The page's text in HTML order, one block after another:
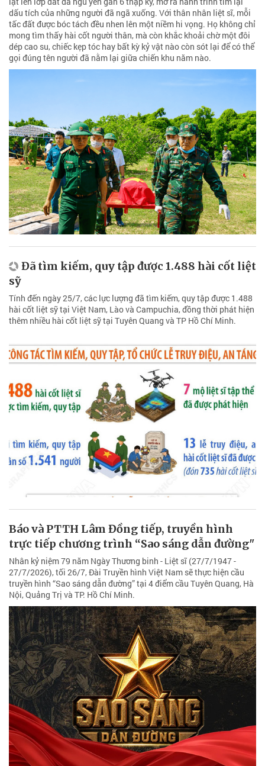
dấu tích của những người đã ngã xuống. Với thân nhân liệt sĩ, mỗi
tấc đất được bóc tách đều nhen lên một niềm hi vọng. Họ không chỉ
mong tìm thấy hài cốt người thân, mà còn khắc khoải chờ một đôi
dép cao su, chiếc kẹp tóc hay bất kỳ kỷ vật nào còn sót lại để có thể
gọi đúng tên người đã nằm lại giữa chiến khu năm nào.
Đã tìm kiếm, quy tập được 1.488 hài cốt liệt
sỹ
Tính đến ngày 25/7, các lực lượng đã tìm kiếm, quy tập được 1.488
hài cốt liệt sỹ tại Việt Nam, Lào và Campuchia, đồng thời phát hiện
thêm nhiều hài cốt liệt sỹ tại Tuyên Quang và TP Hồ Chí Minh.
Báo và PTTH Lâm Đồng tiếp, truyền hình
trực tiếp chương trình “Sao sáng dẫn đường"
Nhân kỷ niệm 79 năm Ngày Thương binh - Liệt sĩ (27/7/1947 -
27/7/2026), tối 26/7, Đài Truyền hình Việt Nam sẽ thực hiện cầu
truyền hình “Sao sáng dẫn đường” tại 4 điểm cầu Tuyên Quang, Hà
Nội, Quảng Trị và TP. Hồ Chí Minh.